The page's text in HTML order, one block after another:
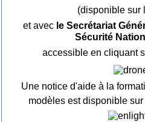
(disponible sur
et avec le Secrétariat
Sécurité
accessible en cliquant
Une notice d'aide à la
modèles est disponible